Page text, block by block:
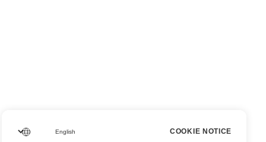
COOKIE NOTICE